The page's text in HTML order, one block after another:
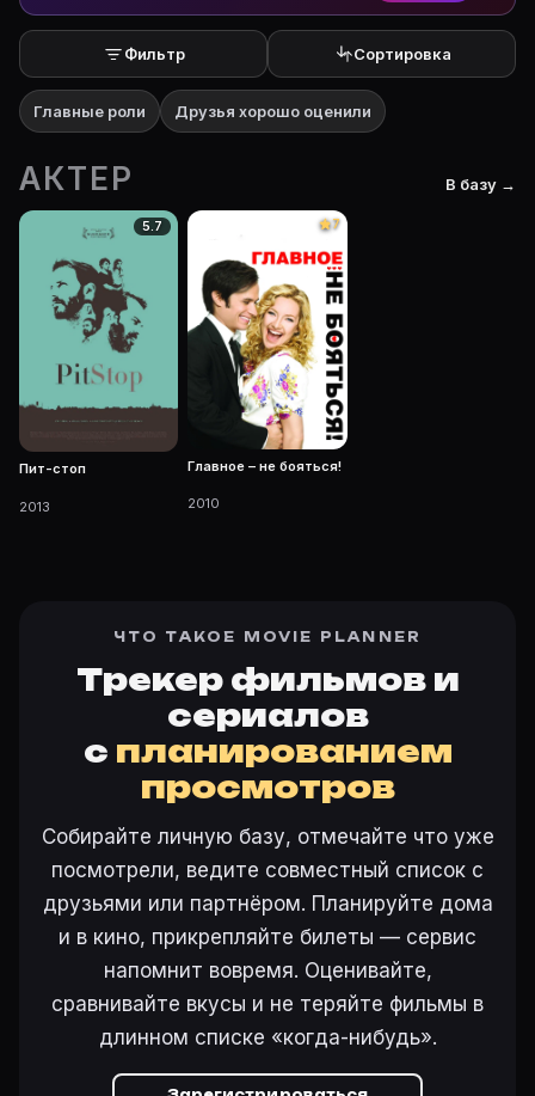
Фильтр Сортировка
Главные роли Друзья хорошо оценили
АКТЕР В базу →
5.7
Пит-стоп
2013
7
Главное – не бояться!
2010
ЧТО ТАКОЕ MOVIE PLANNER
Трекер фильмов и
сериалов
с планированием
просмотров
Собирайте личную базу, отмечайте что уже
посмотрели, ведите совместный список с
друзьями или партнёром. Планируйте дома
и в кино, прикрепляйте билеты — сервис
напомнит вовремя. Оценивайте,
сравнивайте вкусы и не теряйте фильмы в
длинном списке «когда-нибудь».